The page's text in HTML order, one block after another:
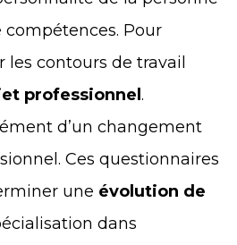
Pour
contours de travail
professionnel .
d’un changement
Ces questionnaires
une évolution de
dans